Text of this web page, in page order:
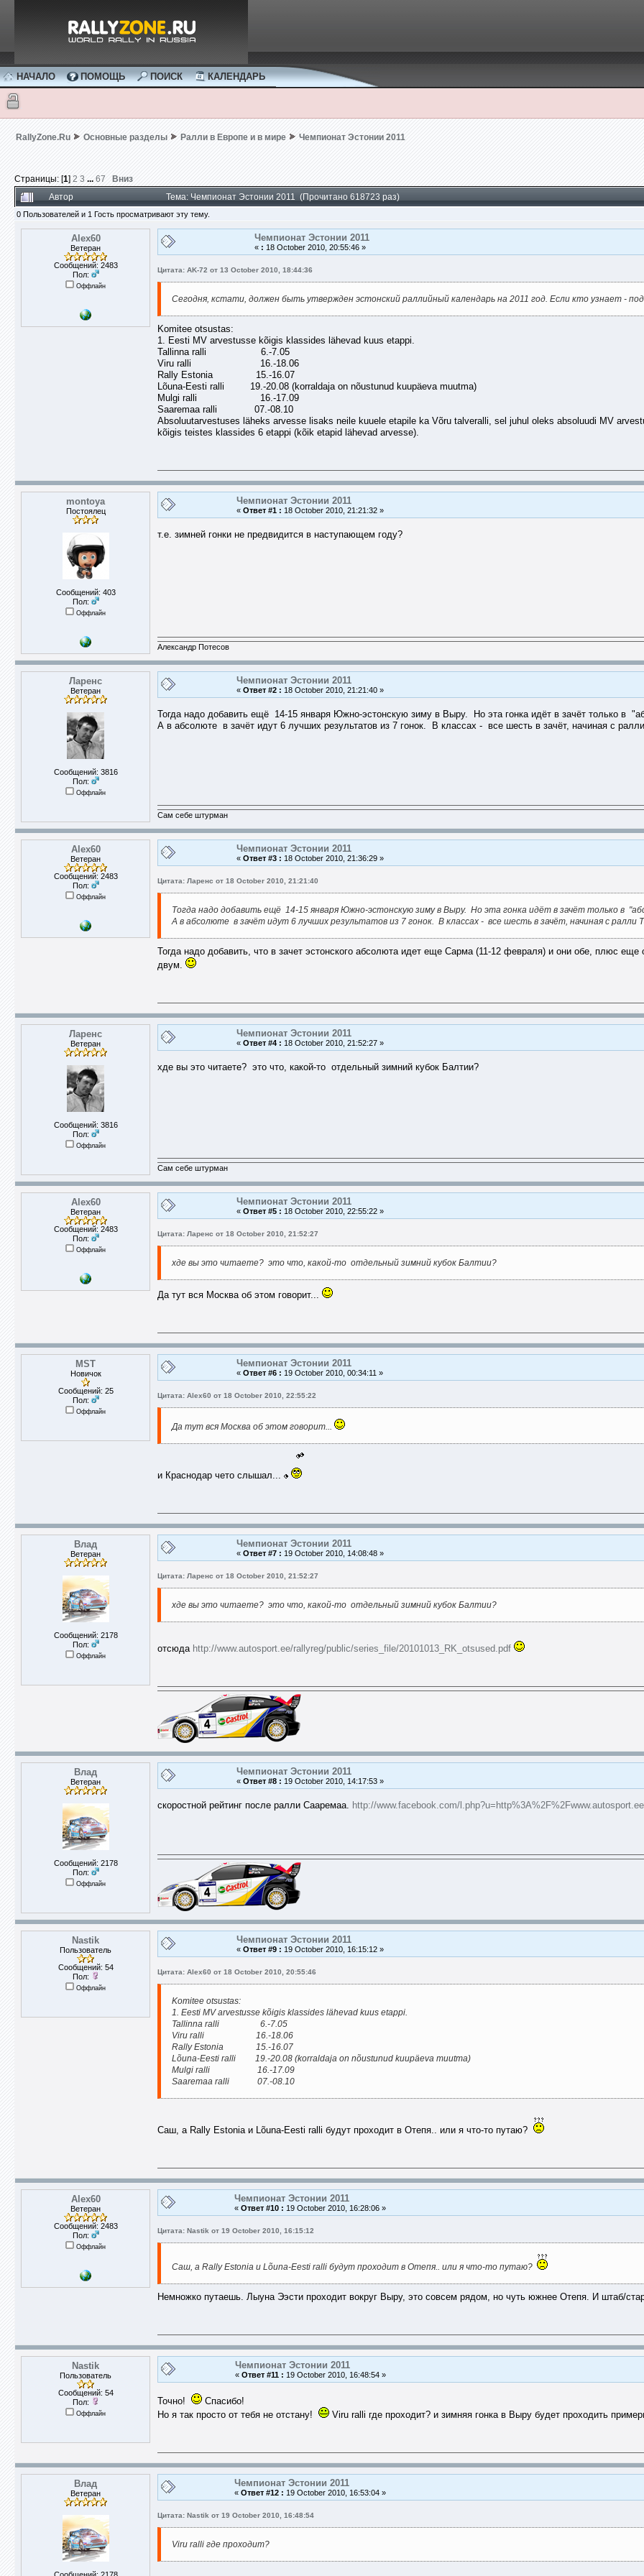
НАЧАЛО ПОМОЩЬ ПОИСК КАЛЕНДАРЬ
RallyZone.Ru Основные разделы Ралли в Европе и в мире Чемпионат Эстонии 2011
Страницы: [1] 2 3 ... 67 Вниз
Автор Тема: Чемпионат Эстонии 2011 (Прочитано 618723 раз)
0 Пользователей и 1 Гость просматривают эту тему.
Alex60
Ветеран
Сообщений: 2483
Пол:
Оффлайн
Чемпионат Эстонии 2011
« : 18 October 2010, 20:55:46 »
Цитата: AK-72 от 13 October 2010, 18:44:36
Сегодня, кстати, должен быть утвержден эстонский раллийный календарь на 2011 год. Если кто узнает -
Komitee otsustas:
1. Eesti MV arvestusse kõigis klassides lähevad kuus etappi.
Tallinna ralli 6.-7.05
Viru ralli 16.-18.06
Rally Estonia 15.-16.07
Lõuna-Eesti ralli 19.-20.08 (korraldaja on nõustunud kuupäeva muutma)
Mulgi ralli 16.-17.09
Saaremaa ralli 07.-08.10
Absoluutarvestuses läheks arvesse lisaks neile kuuele etapile ka Võru talveralli, sel juhul oleks absoluudi MV
kõigis teistes klassides 6 etappi (kõik etapid lähevad arvesse).
montoya
Постоялец
Сообщений: 403
Пол:
Оффлайн
Чемпионат Эстонии 2011
« Ответ #1 : 18 October 2010, 21:21:32 »
т.е. зимней гонки не предвидится в наступающем году?
Александр Потесов
Ларенс
Ветеран
Сообщений: 3816
Пол:
Оффлайн
Чемпионат Эстонии 2011
« Ответ #2 : 18 October 2010, 21:21:40 »
Тогда надо добавить ещё 14-15 января Южно-эстонскую зиму в Выру. Но эта гонка идёт в зачёт только в
А в абсолюте в зачёт идут 6 лучших результатов из 7 гонок. В классах - все шесть в зачёт, начиная с
Сам себе штурман
Alex60
Ветеран
Сообщений: 2483
Пол:
Оффлайн
Чемпионат Эстонии 2011
« Ответ #3 : 18 October 2010, 21:36:29 »
Цитата: Ларенс от 18 October 2010, 21:21:40
Тогда надо добавить ещё 14-15 января Южно-эстонскую зиму в Выру. Но эта гонка идёт в зачёт только в
А в абсолюте в зачёт идут 6 лучших результатов из 7 гонок. В классах - все шесть в зачёт, начиная с ралли
Тогда надо добавить, что в зачет эстонского абсолюта идет еще Сарма (11-12 февраля) и они обе, плюс еще
двум.
Ларенс
Ветеран
Сообщений: 3816
Пол:
Оффлайн
Чемпионат Эстонии 2011
« Ответ #4 : 18 October 2010, 21:52:27 »
хде вы это читаете? это что, какой-то отдельный зимний кубок Балтии?
Сам себе штурман
Alex60
Ветеран
Сообщений: 2483
Пол:
Оффлайн
Чемпионат Эстонии 2011
« Ответ #5 : 18 October 2010, 22:55:22 »
Цитата: Ларенс от 18 October 2010, 21:52:27
хде вы это читаете? это что, какой-то отдельный зимний кубок Балтии?
Да тут вся Москва об этом говорит...
MST
Новичок
Сообщений: 25
Пол:
Оффлайн
Чемпионат Эстонии 2011
« Ответ #6 : 19 October 2010, 00:34:11 »
Цитата: Alex60 от 18 October 2010, 22:55:22
Да тут вся Москва об этом говорит...
и Краснодар чето слышал...
Влад
Ветеран
Сообщений: 2178
Пол:
Оффлайн
Чемпионат Эстонии 2011
« Ответ #7 : 19 October 2010, 14:08:48 »
Цитата: Ларенс от 18 October 2010, 21:52:27
хде вы это читаете? это что, какой-то отдельный зимний кубок Балтии?
отсюда http://www.autosport.ee/rallyreg/public/series_file/20101013_RK_otsused.pdf
Влад
Ветеран
Сообщений: 2178
Пол:
Оффлайн
Чемпионат Эстонии 2011
« Ответ #8 : 19 October 2010, 14:17:53 »
скоростной рейтинг после ралли Сааремаа. http://www.facebook.com/
Nastik
Пользователь
Сообщений: 54
Пол:
Оффлайн
Чемпионат Эстонии 2011
« Ответ #9 : 19 October 2010, 16:15:12 »
Цитата: Alex60 от 18 October 2010, 20:55:46
Komitee otsustas:
1. Eesti MV arvestusse kõigis klassides lähevad kuus etappi.
Tallinna ralli 6.-7.05
Viru ralli 16.-18.06
Rally Estonia 15.-16.07
Lõuna-Eesti ralli 19.-20.08 (korraldaja on nõustunud kuupäeva muutma)
Mulgi ralli 16.-17.09
Saaremaa ralli 07.-08.10
Саш, а Rally Estonia и Lõuna-Eesti ralli будут проходит в Отепя.. или я что-то путаю?
Alex60
Ветеран
Сообщений: 2483
Пол:
Оффлайн
Чемпионат Эстонии 2011
« Ответ #10 : 19 October 2010, 16:28:06 »
Цитата: Nastik от 19 October 2010, 16:15:12
Саш, а Rally Estonia и Lõuna-Eesti ralli будут проходит в Отепя.. или я что-то путаю?
Немножко путаешь. Лыуна Ээсти проходит вокруг Выру, это совсем рядом, но чуть южнее Отепя. И штаб/
Nastik
Пользователь
Сообщений: 54
Пол:
Оффлайн
Чемпионат Эстонии 2011
« Ответ #11 : 19 October 2010, 16:48:54 »
Точно!
Спасибо!
Но я так просто от тебя не отстану!
Viru ralli где проходит? и зимняя гонка в Выру будет проходить
Влад
Ветеран
Чемпионат Эстонии 2011
« Ответ #12 : 19 October 2010, 16:53:04 »
Цитата: Nastik от 19 October 2010, 16:48:54
Viru ralli где проходит?